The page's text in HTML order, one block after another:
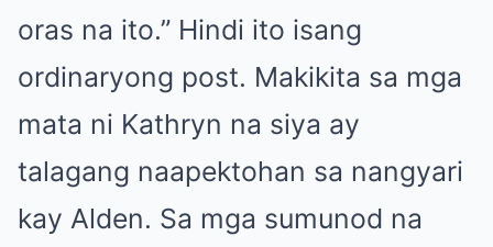
oras na ito.” Hindi ito isang
ordinaryong post. Makikita sa mga
mata ni Kathryn na siya ay
talagang naapektohan sa nangyari
kay Alden. Sa mga sumunod na